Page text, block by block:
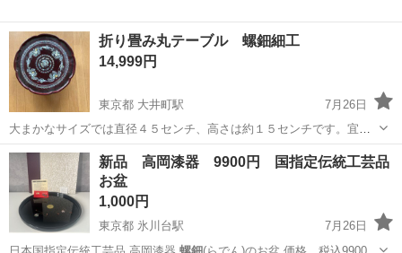
折り畳み丸テーブル 螺鈿細工
14,999円
東京都 大井町駅
7月26日
大まかなサイズでは直径４５センチ、高さは約１５センチです。宜し
くお願い致します。
東京 品川区 大井町駅 テーブル 螺鈿
新品 高岡漆器 9900円 国指定伝統工芸品
お盆
1,000円
東京都 氷川台駅
7月26日